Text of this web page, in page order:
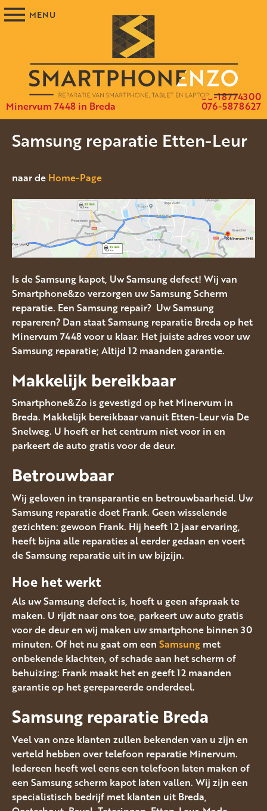
Minervum 7448 in Breda 076-5878627
06-18774300
Samsung reparatie Etten-Leur
naar de Home-Page
Is de Samsung kapot, Uw Samsung defect! Wij van
Smartphone&zo verzorgen uw Samsung Scherm
reparatie. Een Samsung repair? Uw Samsung
repareren? Dan staat Samsung reparatie Breda op het
Minervum 7448 voor u klaar. Het juiste adres voor uw
Samsung reparatie; Altijd 12 maanden garantie.
Makkelijk bereikbaar
Smartphone&Zo is gevestigd op het Minervum in
Breda. Makkelijk bereikbaar vanuit Etten-Leur via De
Snelweg. U hoeft er het centrum niet voor in en
parkeert de auto gratis voor de deur.
Betrouwbaar
Wij geloven in transparantie en betrouwbaarheid. Uw
Samsung reparatie doet Frank. Geen wisselende
gezichten: gewoon Frank. Hij heeft 12 jaar ervaring,
heeft bijna alle reparaties al eerder gedaan en voert
de Samsung reparatie uit in uw bijzijn.
Hoe het werkt
Als uw Samsung defect is, hoeft u geen afspraak te
maken. U rijdt naar ons toe, parkeert uw auto gratis
voor de deur en wij maken uw smartphone binnen 30
minuten. Of het nu gaat om een Samsung met
onbekende klachten, of schade aan het scherm of
behuizing: Frank maakt het en geeft 12 maanden
garantie op het gerepareerde onderdeel.
Samsung reparatie Breda
Veel van onze klanten zullen bekenden van u zijn en
verteld hebben over telefoon reparatie Minervum.
Iedereen heeft wel eens een telefoon laten maken of
een Samsung scherm kapot laten vallen. Wij zijn een
specialistisch bedrijf met klanten uit Breda,